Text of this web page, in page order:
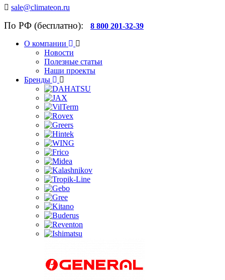
sale@climateon.ru
По РФ (бесплатно): 8 800 201-32-39
О компании
Новости
Полезные статьи
Наши проекты
Бренды